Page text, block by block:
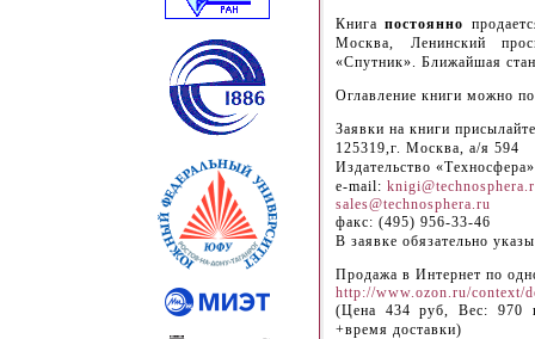
Книгапостоянно
Москва, Ленинский
«Спутник». Ближайшая
Оглавление книги можно
Заявки на книги
125319,г. Москва, а/я 594
Издательство «Техносфера»
e-mail:
sales@technosphera.ru
факс: (495) 956-33-46
В заявке обязательно
Продажа в Интернет по
http://www.ozon.ru/context/
(Цена 434 руб, Вес: 970
+время доставки)